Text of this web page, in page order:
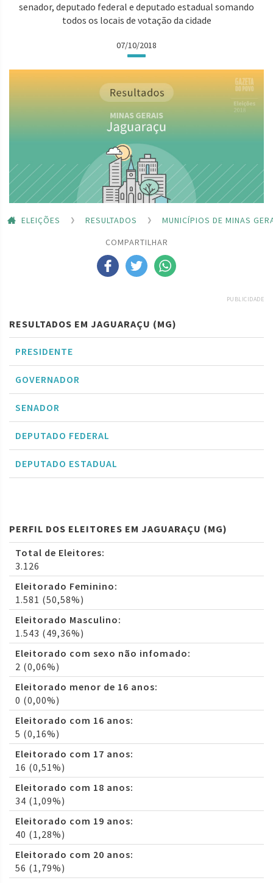
senador, deputado federal e deputado estadual somando
todos os locais de votação da cidade
07/10/2018
ELEIÇÕES RESULTADOS
MUNICÍPIOS DE MINAS
COMPARTILHAR
PUBLICIDADE
RESULTADOS EM JAGUARAÇU (MG)
PRESIDENTE
GOVERNADOR
SENADOR
DEPUTADO FEDERAL
DEPUTADO ESTADUAL
PERFIL DOS ELEITORES EM JAGUARAÇU (MG)
Total de Eleitores:
3.126
Eleitorado Feminino:
1.581 (50,58%)
Eleitorado Masculino:
1.543 (49,36%)
Eleitorado com sexo não infomado:
2 (0,06%)
Eleitorado menor de 16 anos:
0 (0,00%)
Eleitorado com 16 anos:
5 (0,16%)
Eleitorado com 17 anos:
16 (0,51%)
Eleitorado com 18 anos:
34 (1,09%)
Eleitorado com 19 anos:
40 (1,28%)
Eleitorado com 20 anos:
56 (1,79%)